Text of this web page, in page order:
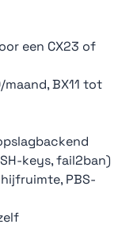
een CX23 of
BX11 tot
keys, fail2ban)
PBS-